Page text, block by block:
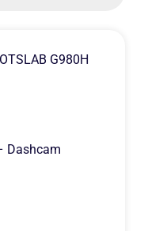
G980H
Dashcam